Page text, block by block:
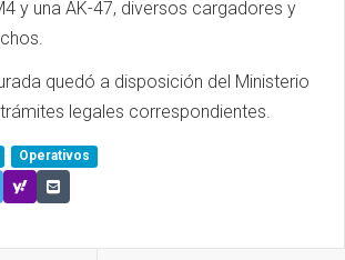
y una AK-47, diversos cargadores y
quedó a disposición del Ministerio
legales correspondientes.
Operativos